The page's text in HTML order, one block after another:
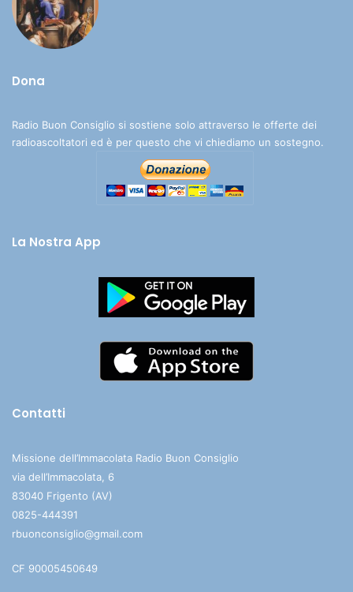
Dona
Radio Buon Consiglio si sostiene solo attraverso le offerte dei
radioascoltatori ed è per questo che vi chiediamo un sostegno.
La Nostra App
Contatti
Missione dell’Immacolata Radio Buon Consiglio
via dell’Immacolata, 6
83040 Frigento (AV)
0825-444391
rbuonconsiglio@gmail.com
CF 90005450649